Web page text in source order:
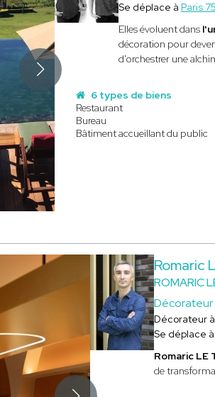
Se déplace à Paris
Elles évoluent dans
décoration pour
d'orchestrer une
6 types de biens
Restaurant
Bureau
Bâtiment accueillant du public
Romaric
ROMARIC
Décorateur
Décorateur à
Se déplace à
Romaric LE
de